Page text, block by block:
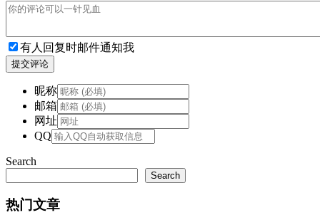
有人回复时邮件通知我
提交评论
昵称
邮箱
网址
QQ
Search
Search
热门文章